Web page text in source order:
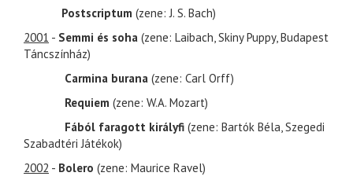
Postscriptum (zene: J. S. Bach)
2001 - Semmi és soha (zene: Laibach, Skiny Puppy, Budapest
Táncszínház)
Carmina burana (zene: Carl Orff)
Requiem (zene: W.A. Mozart)
Fából faragott királyfi (zene: Bartók Béla, Szegedi
Szabadtéri Játékok)
2002 - Bolero (zene: Maurice Ravel)